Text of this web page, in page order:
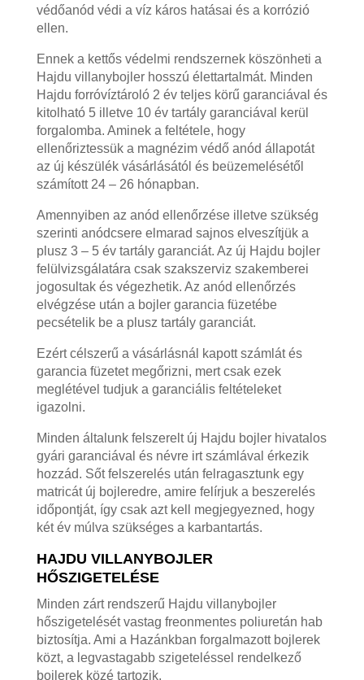
védőanód védi a víz káros hatásai és a korrózió
ellen.
Ennek a kettős védelmi rendszernek köszönheti a
Hajdu villanybojler hosszú élettartalmát. Minden
Hajdu forróvíztároló 2 év teljes körű garanciával és
kitolható 5 illetve 10 év tartály garanciával kerül
forgalomba. Aminek a feltétele, hogy
ellenőriztessük a magnézim védő anód állapotát
az új készülék vásárlásától és beüzemelésétől
számított 24 – 26 hónapban.
Amennyiben az anód ellenőrzése illetve szükség
szerinti anódcsere elmarad sajnos elveszítjük a
plusz 3 – 5 év tartály garanciát. Az új Hajdu bojler
felülvizsgálatára csak szakszerviz szakemberei
jogosultak és végezhetik. Az anód ellenőrzés
elvégzése után a bojler garancia füzetébe
pecsételik be a plusz tartály garanciát.
Ezért célszerű a vásárlásnál kapott számlát és
garancia füzetet megőrizni, mert csak ezek
meglétével tudjuk a garanciális feltételeket
igazolni.
Minden általunk felszerelt új Hajdu bojler hivatalos
gyári garanciával és névre irt számlával érkezik
hozzád. Sőt felszerelés után felragasztunk egy
matricát új bojleredre, amire felírjuk a beszerelés
időpontját, így csak azt kell megjegyezned, hogy
két év múlva szükséges a karbantartás.
HAJDU VILLANYBOJLER
HŐSZIGETELÉSE
Minden zárt rendszerű Hajdu villanybojler
hőszigetelését vastag freonmentes poliuretán hab
biztosítja. Ami a Hazánkban forgalmazott bojlerek
közt, a legvastagabb szigeteléssel rendelkező
bojlerek közé tartozik.